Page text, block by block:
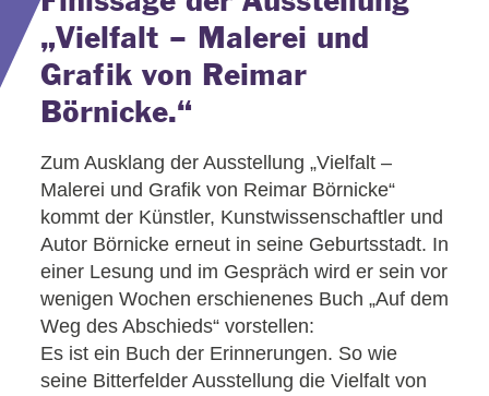
„Vielfalt – Malerei und
Grafik von Reimar
Börnicke.“
Zum Ausklang der Ausstellung „Vielfalt –
Malerei und Grafik von Reimar Börnicke“
kommt der Künstler, Kunstwissenschaftler und
Autor Börnicke erneut in seine Geburtsstadt. In
einer Lesung und im Gespräch wird er sein vor
wenigen Wochen erschienenes Buch „Auf dem
Weg des Abschieds“ vorstellen:
Es ist ein Buch der Erinnerungen. So wie
seine Bitterfelder Ausstellung die Vielfalt von